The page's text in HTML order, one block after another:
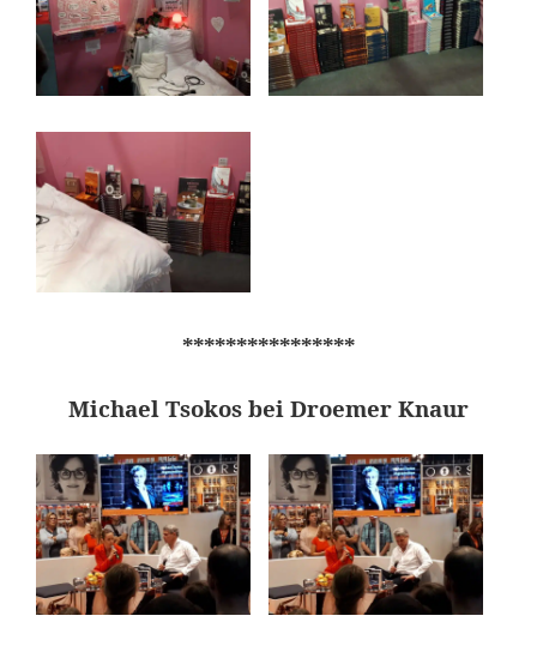
****************
Michael Tsokos bei Droemer Knaur